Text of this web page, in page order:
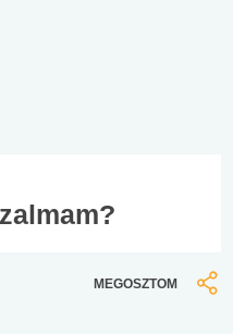
MEGOSZTOM